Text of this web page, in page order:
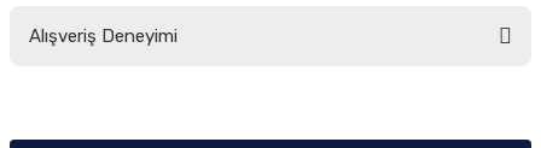
yetersiz gördüğünüz noktaları öneri formunu kullanarak tarafımıza
Alışveriş Deneyimi
Sitemize ilk yorumu siz yapın!